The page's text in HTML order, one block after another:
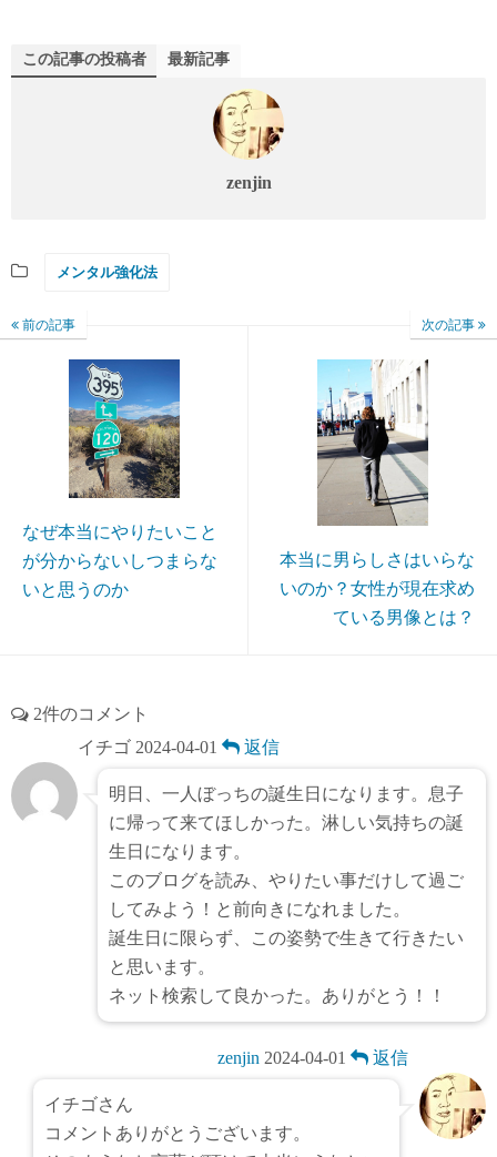
この記事の投稿者 最新記事
zenjin
メンタル強化法
前の記事
なぜ本当にやりたいこと
が分からないしつまらな
いと思うのか
次の記事
本当に男らしさはいらな
いのか？女性が現在求め
ている男像とは？
2件のコメント
イチゴ 2024-04-01 返信
明日、一人ぼっちの誕生日になります。息子
に帰って来てほしかった。淋しい気持ちの誕
生日になります。
このブログを読み、やりたい事だけして過ご
してみよう！と前向きになれました。
誕生日に限らず、この姿勢で生きて行きたい
と思います。
ネット検索して良かった。ありがとう！！
zenjin 2024-04-01 返信
イチゴさん
コメントありがとうございます。